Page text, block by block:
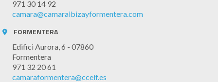
971 30 14 92
camara@camaraibizayformentera.com
FORMENTERA
Edifici Aurora, 6 - 07860
Formentera
971 32 20 61
camaraformentera@cceif.es